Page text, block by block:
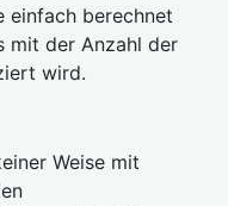
einfach berechnet
mit der Anzahl der
wird.
Weise mit